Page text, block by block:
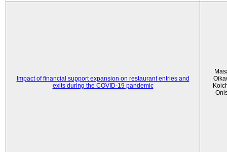
Impact of financial support expansion on restaurant entries and
exits during the COVID-19 pandemic